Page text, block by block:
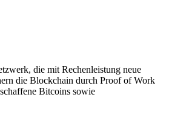
die mit Rechenleistung neue
die Blockchain durch Proof of Work
Bitcoins sowie